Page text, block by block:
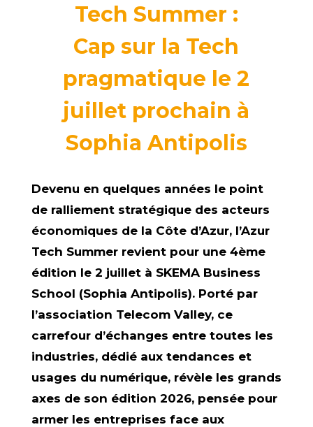
Tech Summer :
Cap sur la Tech
pragmatique le 2
juillet prochain à
Sophia Antipolis
Devenu en quelques années le point
de ralliement stratégique des acteurs
économiques de la Côte d’Azur, l’Azur
Tech Summer revient pour une 4ème
édition le 2 juillet à SKEMA Business
School (Sophia Antipolis). Porté par
l’association Telecom Valley, ce
carrefour d’échanges entre toutes les
industries, dédié aux tendances et
usages du numérique, révèle les grands
axes de son édition 2026, pensée pour
armer les entreprises face aux